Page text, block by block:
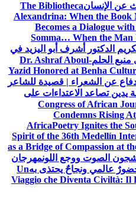
عن الإنسانThe Bibliotheca
Alexandrina: When the Book
Becomes a Dialogue
Somma… When the Man
الدكتور أشرف أبو اليزيد في
الحلمDr. Ashraf Aboul-
Yazid Honored at Benha
عن الشعراء | قصيدة للشاعر
يدين تصاعد الاعتداءات على
Congress of African
Condemns Rising
AfricaPoetry Ignites the
Spirit of the 36th Medellín
as a Bridge of Compassion at
الصوت ووجع اللونمهرجان
Un
Viaggio che Diventa Civiltà: Il